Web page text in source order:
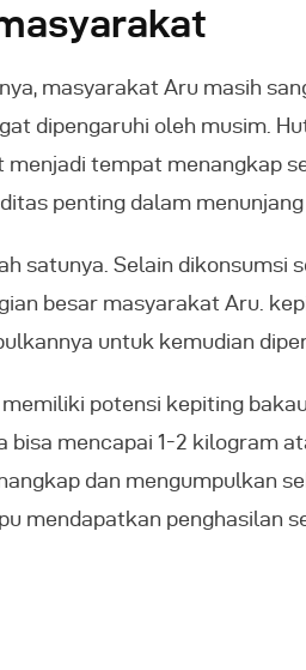
masyarakat Aru masih
dipengaruhi oleh musim.
tempat menangkap
penting dalam
satunya. Selain dikonsumsi
besar masyarakat Aru.
untuk kemudian
potensi kepiting
mencapai 1-2 kilogram
dan mengumpulkan
mendapatkan penghasilan